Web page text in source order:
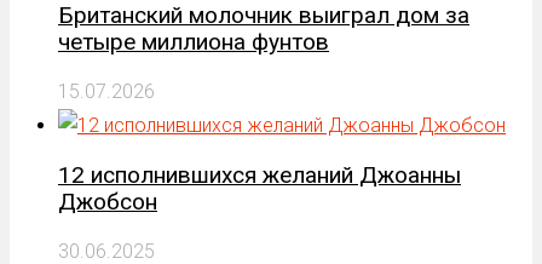
Британский молочник выиграл дом за
четыре миллиона фунтов
15.07.2026
12 исполнившихся желаний Джоанны
Джобсон
30.06.2025